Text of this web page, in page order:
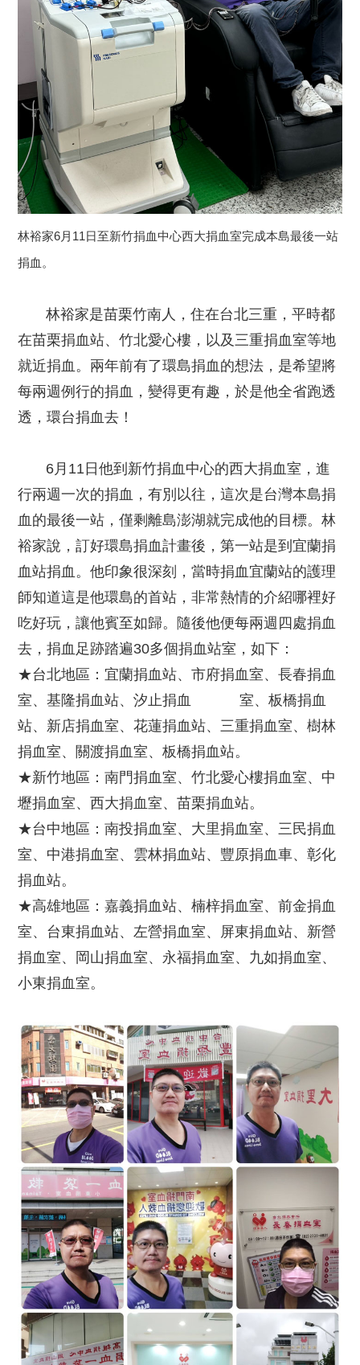
林裕家6月11日至新竹捐血中心西大捐血室完成本島最後一站
捐血。
林裕家是苗栗竹南人，住在台北三重，平時都
在苗栗捐血站、竹北愛心樓，以及三重捐血室等地
就近捐血。兩年前有了環島捐血的想法，是希望將
每兩週例行的捐血，變得更有趣，於是他全省跑透
透，環台捐血去！
6月11日他到新竹捐血中心的西大捐血室，進
行兩週一次的捐血，有別以往，這次是台灣本島捐
血的最後一站，僅剩離島澎湖就完成他的目標。林
裕家說，訂好環島捐血計畫後，第一站是到宜蘭捐
血站捐血。他印象很深刻，當時捐血宜蘭站的護理
師知道這是他環島的首站，非常熱情的介紹哪裡好
吃好玩，讓他賓至如歸。隨後他便每兩週四處捐血
去，捐血足跡踏遍30多個捐血站室，如下：
★台北地區：宜蘭捐血站、市府捐血室、長春捐血
室、基隆捐血站、汐止捐血 室、板橋捐血
站、新店捐血室、花蓮捐血站、三重捐血室、樹林
捐血室、關渡捐血室、板橋捐血站。
★新竹地區：南門捐血室、竹北愛心樓捐血室、中
壢捐血室、西大捐血室、苗栗捐血站。
★台中地區：南投捐血室、大里捐血室、三民捐血
室、中港捐血室、雲林捐血站、豐原捐血車、彰化
捐血站。
★高雄地區：嘉義捐血站、楠梓捐血室、前金捐血
室、台東捐血站、左營捐血室、屏東捐血站、新營
捐血室、岡山捐血室、永福捐血室、九如捐血室、
小東捐血室。